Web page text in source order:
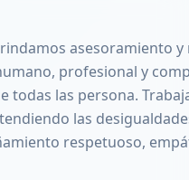
asesoramiento
profesional y
todas las persona.
las
respetuoso,